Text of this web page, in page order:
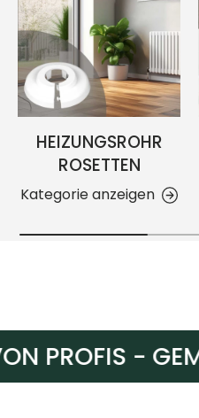
HEIZUNGSROHR
ROSETTEN
Kategorie anzeigen
PROFIS -